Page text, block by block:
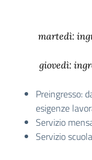
martedì:
giovedì:
Preingresso:
esigenze
Servizio
Servizio